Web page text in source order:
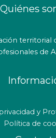
Quiénes
territorial
de
y
Política de